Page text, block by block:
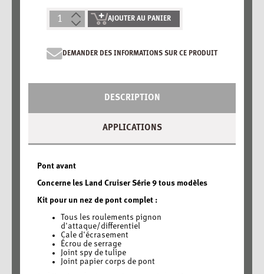
AJOUTER AU PANIER
DEMANDER DES INFORMATIONS SUR CE PRODUIT
DESCRIPTION
APPLICATIONS
Pont avant
Concerne les Land Cruiser Série 9 tous modèles
Kit pour un nez de pont complet :
Tous les roulements pignon
d'attaque/differentiel
Cale d'écrasement
Écrou de serrage
Joint spy de tulipe
Joint papier corps de pont